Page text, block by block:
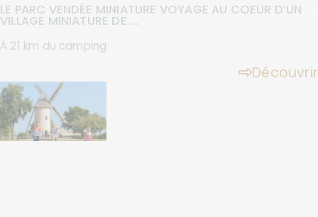
LE PARC VENDÉE MINIATURE VOYAGE AU COEUR D’UN
VILLAGE MINIATURE DE ...
À 21 km du camping
Découvrir